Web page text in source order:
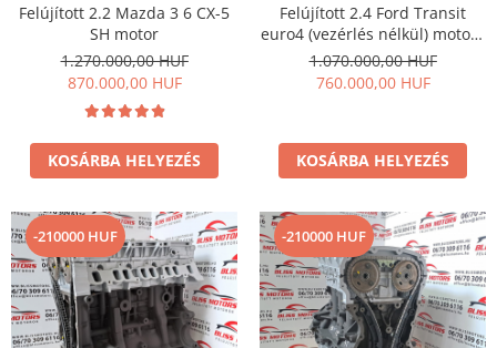
Felújított 2.2 Mazda 3 6 CX-5
SH motor
1.270.000,00 HUF
870.000,00 HUF
KOSÁRBA HELYEZÉS
Felújított 2.4 Ford Transit
euro4 (vezérlés nélkül) motor ,
Vezérléssel együtt is
megvásárolható !
1.070.000,00 HUF
760.000,00 HUF
KOSÁRBA HELYEZÉS
-210000 HUF -210000 HUF